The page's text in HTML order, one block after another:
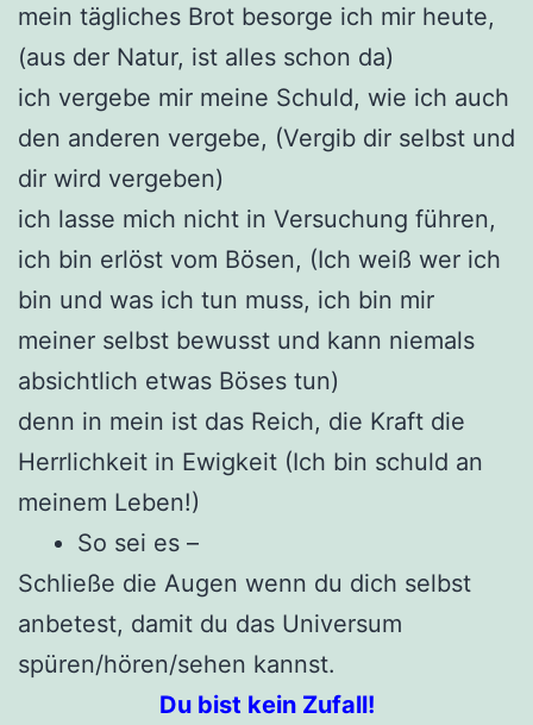
mein tägliches Brot besorge ich mir heute,
(aus der Natur, ist alles schon da)
ich vergebe mir meine Schuld, wie ich auch
den anderen vergebe, (Vergib dir selbst und
dir wird vergeben)
ich lasse mich nicht in Versuchung führen,
ich bin erlöst vom Bösen, (Ich weiß wer ich
bin und was ich tun muss, ich bin mir
meiner selbst bewusst und kann niemals
absichtlich etwas Böses tun)
denn in mein ist das Reich, die Kraft die
Herrlichkeit in Ewigkeit (Ich bin schuld an
meinem Leben!)
So sei es –
Schließe die Augen wenn du dich selbst
anbetest, damit du das Universum
spüren/hören/sehen kannst.
Du bist kein Zufall!